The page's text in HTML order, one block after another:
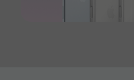
GOOGLE